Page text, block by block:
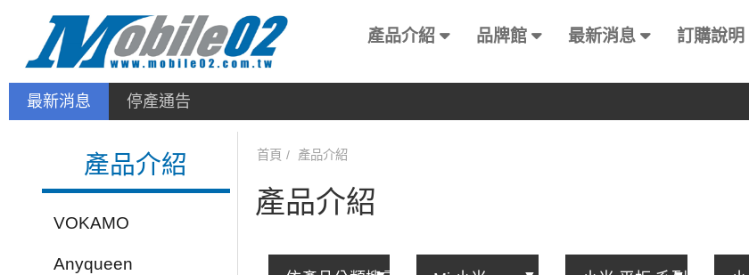
產品介紹 品牌館 最新消息 訂購說明
最新消息 停產通告
產品介紹
VOKAMO
Anyqueen
首頁 產品介紹
產品介紹